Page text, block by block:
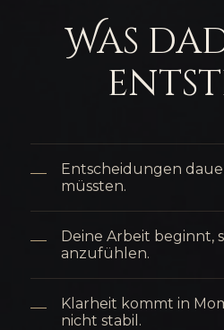
Was
Entscheidungen
müssten.
Deine Arbeit beginnt,
anzufühlen.
Klarheit kommt in
nicht stabil.